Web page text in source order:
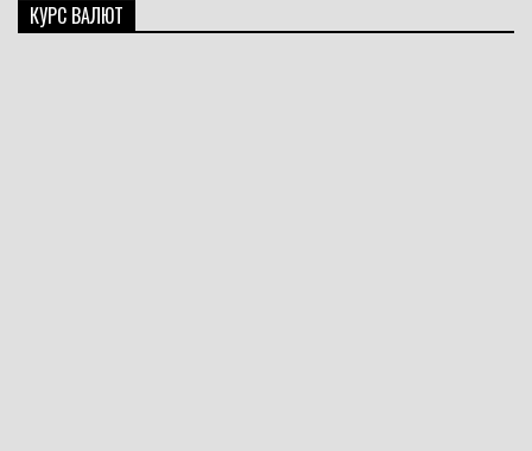
КУРС ВАЛЮТ